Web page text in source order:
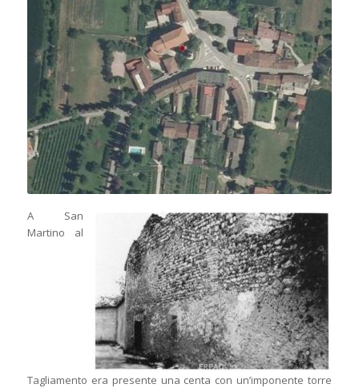
A San
Martino al
Tagliamento era presente una centa con un’imponente torre